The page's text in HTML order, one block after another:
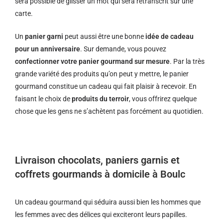
carte.
Un panier garni peut aussi être une bonne idée de cadeau
pour un anniversaire. Sur demande, vous pouvez
confectionner votre panier gourmand sur mesure. Par la très
grande variété des produits qu’on peut y mettre, le panier
gourmand constitue un cadeau qui fait plaisir à recevoir. En
faisant le choix deproduits du terroir, vous offrirez quelque
chose que les gens ne s’achètent pas forcément au quotidien.
Livraison chocolats, paniers garnis et
coffrets gourmands à domicile à Boulc
Un cadeau gourmand qui séduira aussi bien les hommes que
les femmes avec des délices qui exciteront leurs papilles.